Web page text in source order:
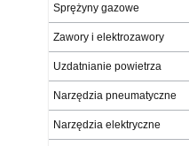
Sprężyny gazowe
Zawory i elektrozawory
Uzdatnianie powietrza
Narzędzia pneumatyczne
Narzędzia elektryczne